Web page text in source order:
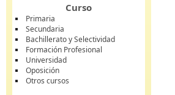
Curso
Primaria
Secundaria
Bachillerato y Selectividad
Formación Profesional
Universidad
Oposición
Otros cursos